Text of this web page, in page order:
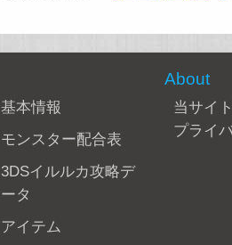
基本情報
モンスター配合表
3DSイルルカ攻略デ
ータ
アイテム
About
当サイ
プライ